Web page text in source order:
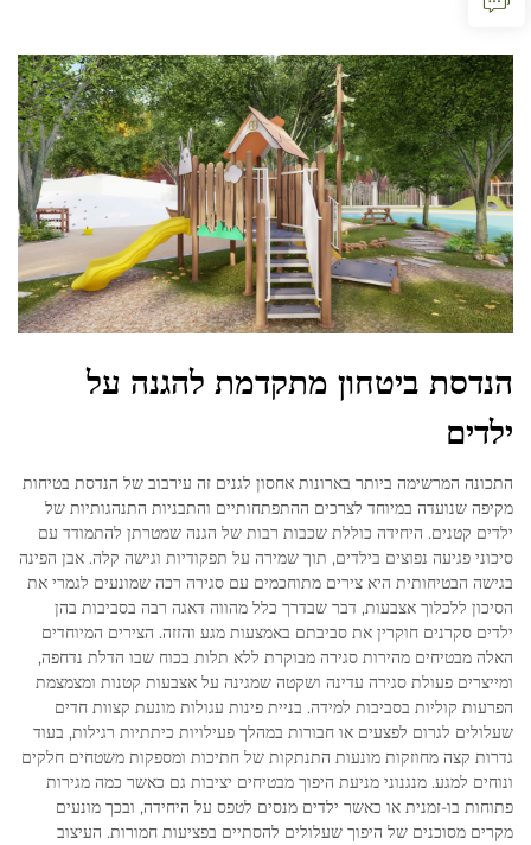
הנדסת ביטחון מתקדמת להגנה על
ילדים
התכונה המרשימה ביותר בארונות אחסון לגנים זה עירבוב של הנדסת בטיחות
מקיפה שנועדה במיוחד לצרכים ההתפתחותיים והתבניות התנהגותיות של
ילדים קטנים. היחידה כוללת שכבות רבות של הגנה שמטרתן להתמודד עם
סיכוני פגיעה נפוצים בילדים, תוך שמירה על תפקודיות וגישה קלה. אבן הפינה
בגישה הבטיחותית היא צירים מתוחכמים עם סגירה רכה שמונעים לגמרי את
הסיכון ללכלוך אצבעות, דבר שבדרך כלל מהווה דאגה רבה בסביבות בהן
ילדים סקרנים חוקרין את סביבתם באמצעות מגע והזזה. הצירים המיוחדים
האלה מבטיחים מהירות סגירה מבוקרת ללא תלות בכוח שבו הדלת נדחפה,
ומייצרים פעולת סגירה עדינה ושקטה שמגינה על אצבעות קטנות ומצמצמת
הפרעות קוליות בסביבות למידה. בניית פינות עגולות מונעת קצוות חדים
שעלולים לגרום לפצעים או חבורות במהלך פעילויות כיתתיות רגילות, בעוד
גדרות קצה מחוזקות מונעות התנתקות של חתיכות ומספקות משטחים חלקים
ונוחים למגע. מנגנוני מניעת היפוך מבטיחים יציבות גם כאשר כמה מגירות
פתוחות בו-זמנית או כאשר ילדים מנסים לטפס על היחידה, ובכך מונעים
מקרים מסוכנים של היפוך שעלולים להסתיים בפציעות חמורות. העיצוב